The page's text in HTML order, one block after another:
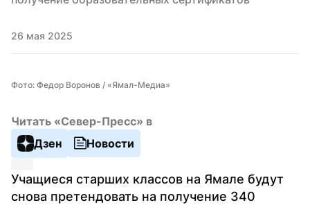
26 мая 2025
Фото: Федор Воронов / «Ямал-Медиа»
Читать «Север-Пресс» в
Дзен
Новости
Учащиеся старших классов на Ямале будут
снова претендовать на получение 340